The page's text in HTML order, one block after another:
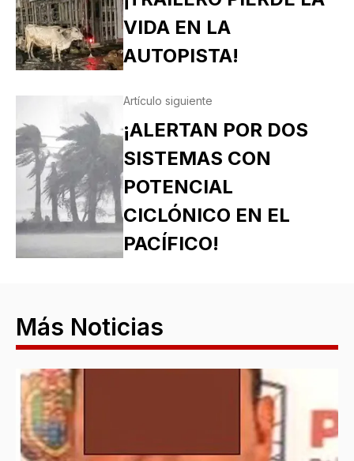
VIDA EN LA
AUTOPISTA!
Artículo siguiente
¡ALERTAN POR DOS
SISTEMAS CON
POTENCIAL
CICLÓNICO EN EL
PACÍFICO!
Más Noticias